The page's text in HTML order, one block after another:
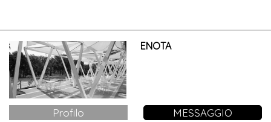
ENOTA
Profilo MESSAGGIO